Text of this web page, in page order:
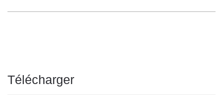
Télécharger